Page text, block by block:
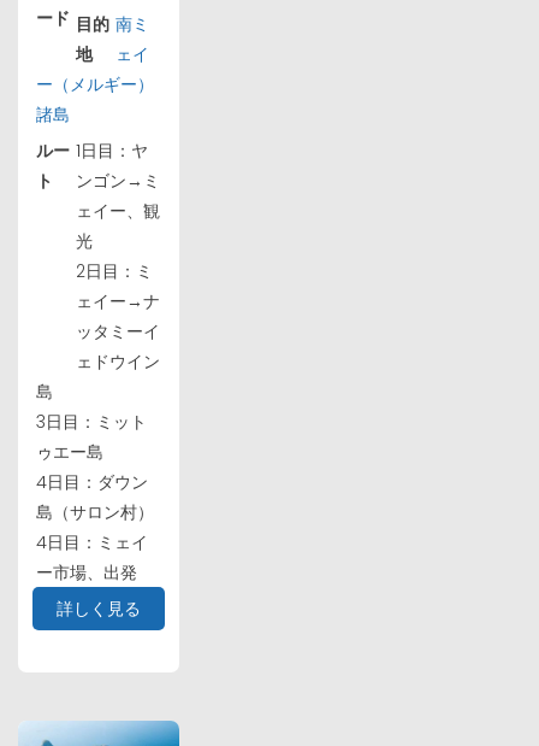
ード 目的
地
南ミ
ェイ
ー（メルギー）
諸島
ルー
ト
1日目：ヤ
ンゴン→ミ
ェイー、観
光
2日目：ミ
ェイー→ナ
ッタミーイ
ェドウイン
島
3日目：ミット
ゥエー島
4日目：ダウン
島（サロン村）
4日目：ミェイ
ー市場、出発
詳しく見る